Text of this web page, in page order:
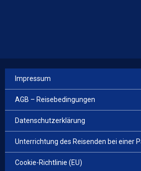
Impressum
AGB – Reisebedingungen
Datenschutzerklärung
Unterrichtung des Reisenden bei einer
Cookie-Richtlinie (EU)